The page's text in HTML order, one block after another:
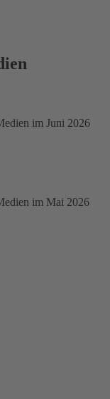
im Juni 2026
im Mai 2026